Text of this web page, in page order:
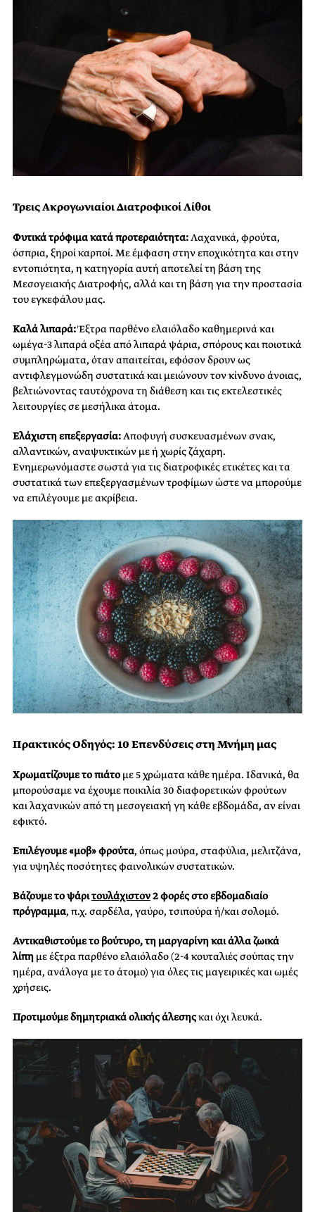
Τρεις Ακρογωνιαίοι Διατροφικοί Λίθοι
Φυτικά τρόφιμα κατά προτεραιότητα:Λαχανικά, φρούτα,
όσπρια, ξηροί καρποί. Με έμφαση στην εποχικότητα και στην
εντοπιότητα, η κατηγορία αυτή αποτελεί τη βάση της
Μεσογειακής Διατροφής, αλλά και τη βάση για την προστασία
του εγκεφάλου μας.
Καλά λιπαρά:Έξτρα παρθένο ελαιόλαδο καθημερινά και
ωμέγα-3 λιπαρά οξέα από λιπαρά ψάρια, σπόρους και ποιοτικά
συμπληρώματα, όταν απαιτείται, εφόσον δρουν ως
αντιφλεγμονώδη συστατικά και μειώνουν τον κίνδυνο άνοιας,
βελτιώνοντας ταυτόχρονα τη διάθεση και τις εκτελεστικές
λειτουργίες σε μεσήλικα άτομα.
Ελάχιστη επεξεργασία:Αποφυγή συσκευασμένων σνακ,
αλλαντικών, αναψυκτικών με ή χωρίς ζάχαρη.
Ενημερωνόμαστε σωστά για τις διατροφικές ετικέτες και τα
συστατικά των επεξεργασμένων τροφίμων ώστε να μπορούμε
να επιλέγουμε με ακρίβεια.
Πρακτικός Οδηγός: 10 Επενδύσεις στη Μνήμη μας
Χρωματίζουμε το πιάτο με 5 χρώματα κάθε ημέρα. Ιδανικά, θα
μπορούσαμε να έχουμε ποικιλία 30 διαφορετικών φρούτων
και λαχανικών από τη μεσογειακή γη κάθε εβδομάδα, αν είναι
εφικτό.
Επιλέγουμε «μοβ» φρούτα, όπως μούρα, σταφύλια, μελιτζάνα,
για υψηλές ποσότητες φαινολικών συστατικών.
Βάζουμε το ψάριτουλάχιστον2 φορές στο εβδομαδιαίο
πρόγραμμα, π.χ. σαρδέλα, γαύρο, τσιπούρα ή/και σολομό.
Αντικαθιστούμε το βούτυρο, τη μαργαρίνη και άλλα ζωικά
λίπη με έξτρα παρθένο ελαιόλαδο (2-4 κουταλιές σούπας την
ημέρα, ανάλογα με το άτομο) για όλες τις μαγειρικές και ωμές
χρήσεις.
Προτιμούμε δημητριακά ολικής άλεσηςκαι όχι λευκά.